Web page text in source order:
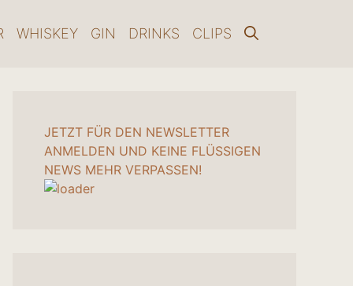
WHISKEY GIN DRINKS CLIPS
JETZT FÜR DEN NEWSLETTER
ANMELDEN UND KEINE FLÜSSIGEN
NEWS MEHR VERPASSEN!